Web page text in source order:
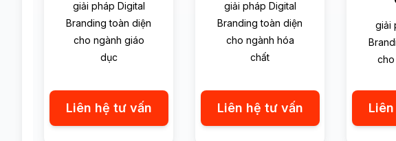
giải pháp Digital
Branding toàn diện
cho ngành giáo
dục
Liên hệ tư vấn
giải pháp Digital
Branding toàn diện
cho ngành hóa
chất
Liên hệ tư vấn
giải